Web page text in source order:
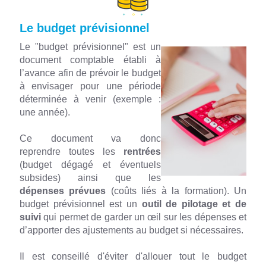
Le budget prévisionnel
Le "budget prévisionnel" est un
document comptable établi à
l’avance afin de prévoir le budget
à envisager pour une période
déterminée à venir (exemple :
une année).
Ce document va donc
reprendre toutes les rentrées
(budget dégagé et éventuels
subsides) ainsi que les
dépenses prévues (coûts liés à la formation). Un
budget prévisionnel est un outil de pilotage et de
suiviqui permet de garder un œil sur les dépenses et
d’apporter des ajustements au budget si nécessaires.
Il est conseillé d'éviter d'allouer tout le budget